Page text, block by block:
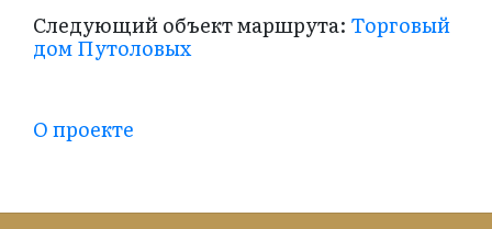
Следующий объект маршрута: Торговый
дом Путоловых
О проекте